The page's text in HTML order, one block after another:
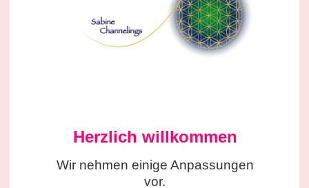
Herzlich willkommen
Wir nehmen einige Anpassungen
vor.